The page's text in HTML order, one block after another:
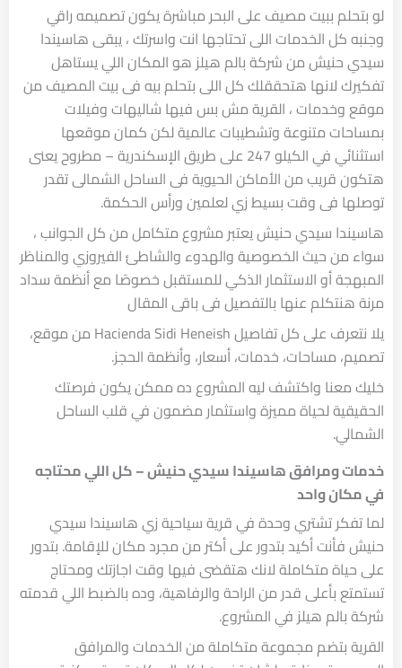
لو بتحلم ببيت مصيف على البحر مباشرة يكون تصميمه راقي
وجنبه كل الخدمات اللى تحتاجها انت واسرتك ، يبقى هاسيندا
سيدي حنيش من شركة بالم هيلز هو المكان اللي يستاهل
تفكيرك لانها هتحققلك كل اللى بتحلم بيه فى بيت المصيف من
موقع وخدمات ، القرية مش بس فيها شاليهات وفيلات
بمساحات متنوعة وتشطيبات عالمية لكن كمان موقعها
استثنائي في الكيلو 247 على طريق الإسكندرية – مطروح يعنى
هتكون قريب من الأماكن الحيوية فى الساحل الشمالى تقدر
توصلها فى وقت بسيط زي لعلمين ورأس الحكمة.
هاسيندا سيدي حنيش يعتبر مشروع متكامل من كل الجوانب ،
سواء من حيث الخصوصية والهدوء والشاطئ الفيروزي والمناظر
المبهجة أو الاستثمار الذكي للمستقبل خصوصًا مع أنظمة سداد
مرنة هنتكلم عنها بالتفصيل فى باقى المقال
يلا نتعرف على كل تفاصيل Hacienda Sidi Heneish من موقع،
تصميم، مساحات، خدمات، أسعار، وأنظمة الحجز.
خليك معنا واكتشف ليه المشروع ده ممكن يكون فرصتك
الحقيقية لحياة مميزة واستثمار مضمون في قلب الساحل
الشمالي.
خدمات ومرافق هاسيندا سيدي حنيش – كل اللي محتاجه
في مكان واحد
لما تفكر تشتري وحدة في قرية سياحية زي هاسيندا سيدي
حنيش فأنت أكيد بتدور على أكتر من مجرد مكان للإقامة. بتدور
على حياة متكاملة لانك هتقضى فيها وقت اجازتك ومحتاج
تستمتع بأعلى قدر من الراحة والرفاهية، وده بالضبط اللي قدمته
شركة بالم هيلز في المشروع.
القرية بتضم مجموعة متكاملة من الخدمات والمرافق